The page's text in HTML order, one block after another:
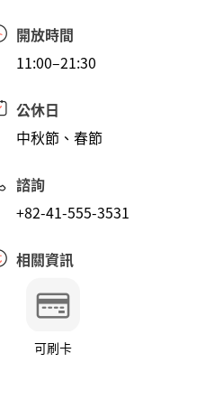
開放時間
11:00–21:30
公休日
中秋節、春節
諮詢
+82-41-555-3531
相關資訊
可刷卡